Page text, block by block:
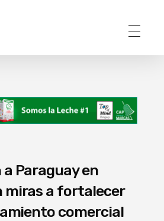
Paraguay en
miras a fortalecer
comercial